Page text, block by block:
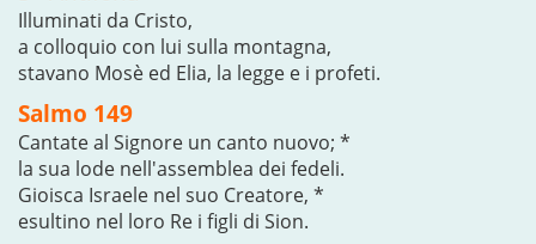
Illuminati da Cristo,
a colloquio con lui sulla montagna,
stavano Mosè ed Elia, la legge e i profeti.
Salmo 149
Cantate al Signore un canto nuovo; *
la sua lode nell'assemblea dei fedeli.
Gioisca Israele nel suo Creatore, *
esultino nel loro Re i figli di Sion.